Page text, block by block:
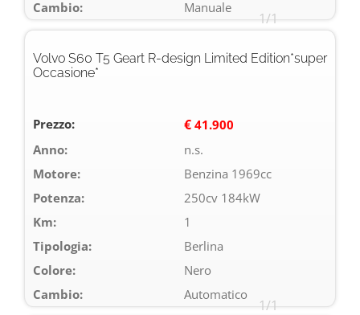
Cambio:
Manuale
1/1
Volvo S60 T5 Geart R-design Limited Edition*super
Occasione*
Prezzo: € 41.900
Anno:
n.s.
Motore:
Benzina 1969cc
Potenza:
250cv 184kW
Km:
1
Tipologia:
Berlina
Colore:
Nero
Cambio:
Automatico
1/1